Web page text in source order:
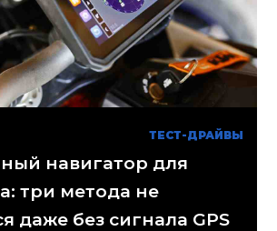
ТЕСТ-ДРАЙВЫ
навигатор для
три метода не
даже без сигнала GPS